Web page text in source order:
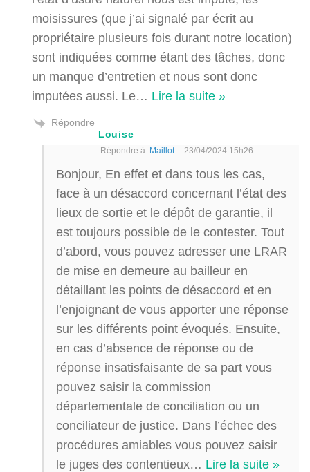
moisissures (que j’ai signalé par écrit au
propriétaire plusieurs fois durant notre location)
sont indiquées comme étant des tâches, donc
un manque d’entretien et nous sont donc
imputées aussi. Le… Lire la suite »
Répondre
Louise
Répondre à Maillot 23/04/2024 15h26
Bonjour, En effet et dans tous les cas,
face à un désaccord concernant l’état des
lieux de sortie et le dépôt de garantie, il
est toujours possible de le contester. Tout
d’abord, vous pouvez adresser une LRAR
de mise en demeure au bailleur en
détaillant les points de désaccord et en
l’enjoignant de vous apporter une réponse
sur les différents point évoqués. Ensuite,
en cas d’absence de réponse ou de
réponse insatisfaisante de sa part vous
pouvez saisir la commission
départementale de conciliation ou un
conciliateur de justice. Dans l’échec des
procédures amiables vous pouvez saisir
le juges des contentieux… Lire la suite »